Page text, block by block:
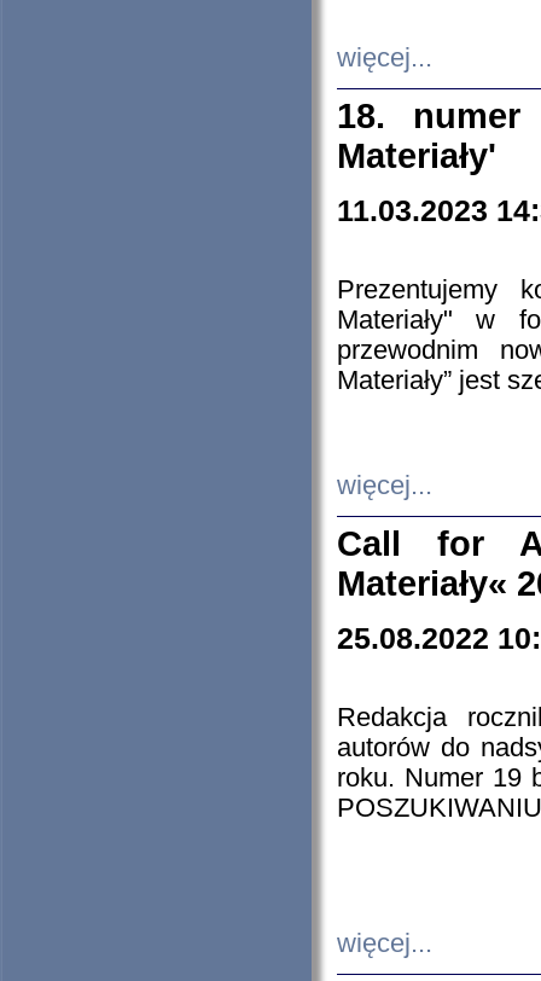
więcej...
18. numer
Materiały'
11.03.2023
Prezentujemy
Materiały" w
przewodnim
Materiały” jest
więcej...
Call for
Materiały«
25.08.2022
Redakcja
autorów do
roku. Numer 19
więcej...